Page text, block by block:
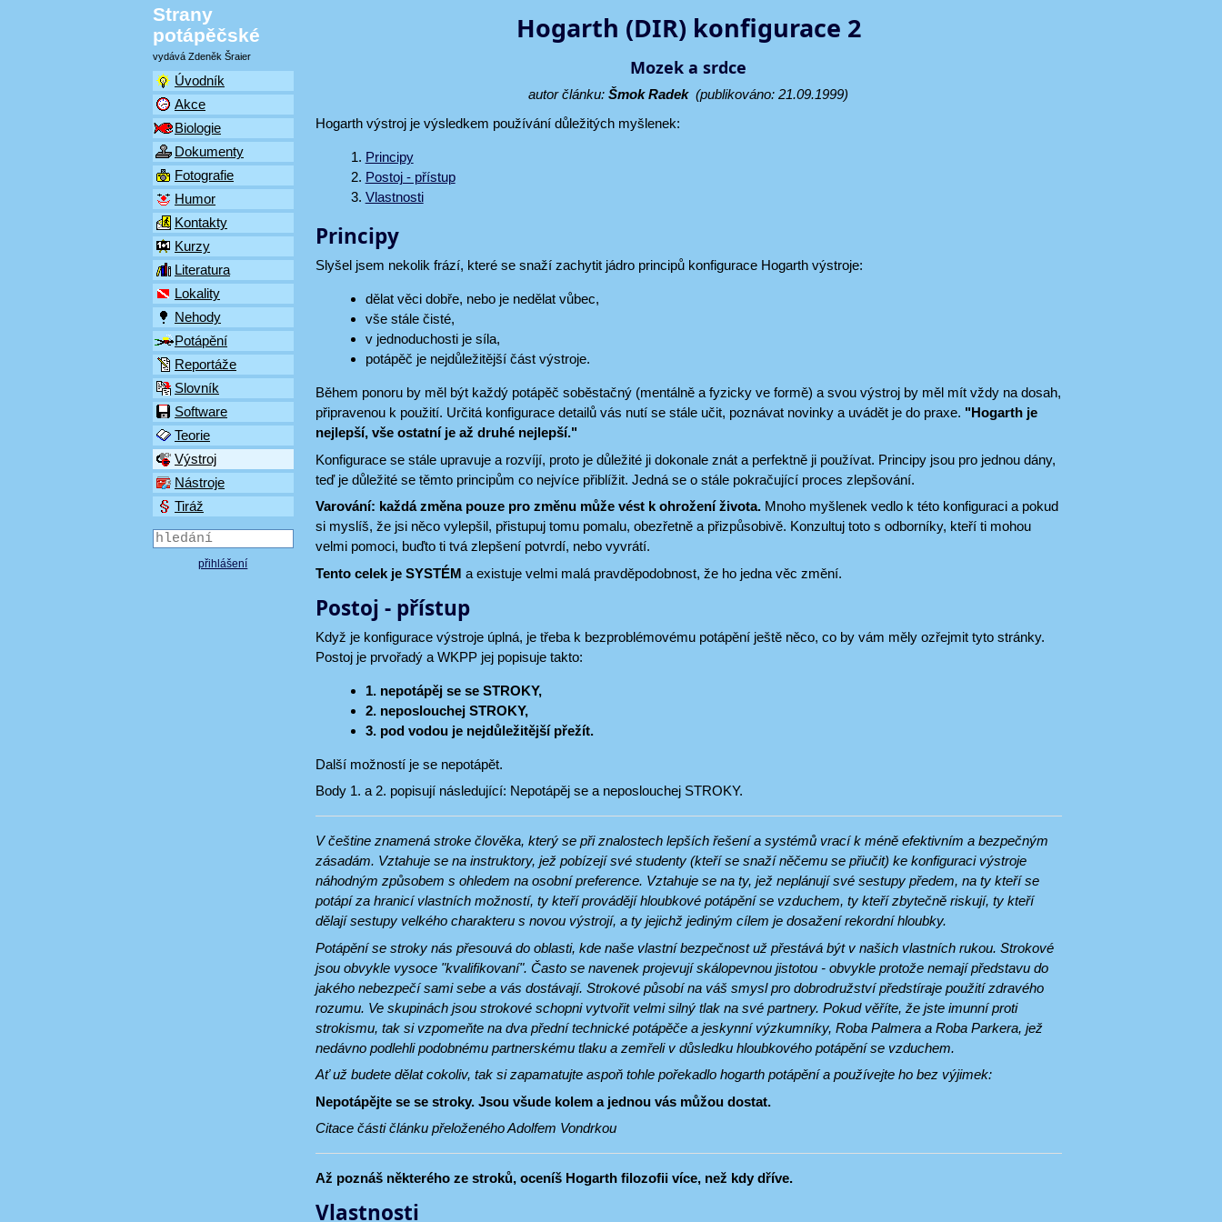
Strany
potápěčské
vydává Zdeněk Šraier
Úvodník
Akce
Biologie
Dokumenty
Fotografie
Humor
Kontakty
Kurzy
Literatura
Lokality
Nehody
Potápění
Reportáže
Slovník
Software
Teorie
Výstroj
Nástroje
Tiráž
přihlášení
Hogarth (DIR) konfigurace 2
Mozek a srdce
autor článku:Šmok Radek(publikováno: 21.09.1999)
Hogarth výstroj je výsledkem používání důležitých myšlenek:
Principy
Postoj - přístup
Vlastnosti
Principy
Slyšel jsem nekolik frází, které se snaží zachytit jádro principů konfigurace Hogarth výstroje:
dělat věci dobře, nebo je nedělat vůbec,
vše stále čisté,
v jednoduchosti je síla,
potápěč je nejdůležitější část výstroje.
Během ponoru by měl být každý potápěč soběstačný (mentálně a fyzicky ve formě) a svou výstroj by měl mít vždy na dosah,
připravenou k použití. Určitá konfigurace detailů vás nutí se stále učit, poznávat novinky a uvádět je do praxe. "Hogarth je
nejlepší, vše ostatní je až druhé nejlepší."
Konfigurace se stále upravuje a rozvíjí, proto je důležité ji dokonale znát a perfektně ji používat. Principy jsou pro jednou dány,
teď je důležité se těmto principům co nejvíce přiblížit. Jedná se o stále pokračující proces zlepšování.
Varování: každá změna pouze pro změnu může vést k ohrožení života.Mnoho myšlenek vedlo k této konfiguraci a pokud
si myslíš, že jsi něco vylepšil, přistupuj tomu pomalu, obezřetně a přizpůsobivě. Konzultuj toto s odborníky, kteří ti mohou
velmi pomoci, buďto ti tvá zlepšení potvrdí, nebo vyvrátí.
Tento celek je SYSTÉM a existuje velmi malá pravděpodobnost, že ho jedna věc změní.
Postoj - přístup
Když je konfigurace výstroje úplná, je třeba k bezproblémovému potápění ještě něco, co by vám měly ozřejmit tyto stránky.
Postoj je prvořadý a WKPP jej popisuje takto:
1. nepotápěj se se STROKY,
2. neposlouchej STROKY,
3. pod vodou je nejdůležitější přežít.
Další možností je se nepotápět.
Body 1. a 2. popisují následující: Nepotápěj se a neposlouchej STROKY.
V češtine znamená stroke člověka, který se při znalostech lepších řešení a systémů vrací k méně efektivním a bezpečným
zásadám. Vztahuje se na instruktory, jež pobízejí své studenty (kteří se snaží něčemu se přiučit) ke konfiguraci výstroje
náhodným způsobem s ohledem na osobní preference. Vztahuje se na ty, jež neplánují své sestupy předem, na ty kteří se
potápí za hranicí vlastních možností, ty kteří provádějí hloubkové potápění se vzduchem, ty kteří zbytečně riskují, ty kteří
dělají sestupy velkého charakteru s novou výstrojí, a ty jejichž jediným cílem je dosažení rekordní hloubky.
Potápění se stroky nás přesouvá do oblasti, kde naše vlastní bezpečnost už přestává být v našich vlastních rukou. Strokové
jsou obvykle vysoce "kvalifikovaní". Často se navenek projevují skálopevnou jistotou - obvykle protože nemají představu do
jakého nebezpečí sami sebe a vás dostávají. Strokové působí na váš smysl pro dobrodružství předstíraje použití zdravého
rozumu. Ve skupinách jsou strokové schopni vytvořit velmi silný tlak na své partnery. Pokud věříte, že jste imunní proti
strokismu, tak si vzpomeňte na dva přední technické potápěče a jeskynní výzkumníky, Roba Palmera a Roba Parkera, jež
nedávno podlehli podobnému partnerskému tlaku a zemřeli v důsledku hloubkového potápění se vzduchem.
Ať už budete dělat cokoliv, tak si zapamatujte aspoň tohle pořekadlo hogarth potápění a používejte ho bez výjimek:
Nepotápějte se se stroky. Jsou všude kolem a jednou vás můžou dostat.
Citace části článku přeloženého Adolfem Vondrkou
Až poznáš některého ze stroků, oceníš Hogarth filozofii více, než kdy dříve.
Vlastnosti